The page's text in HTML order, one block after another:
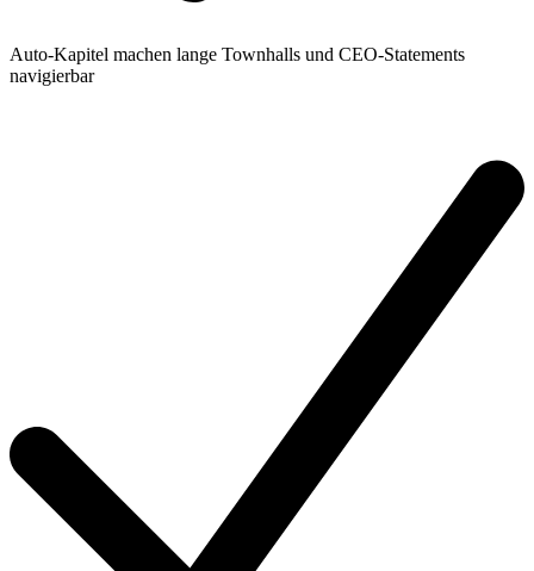
Auto-Kapitel machen lange Townhalls und CEO-Statements
navigierbar